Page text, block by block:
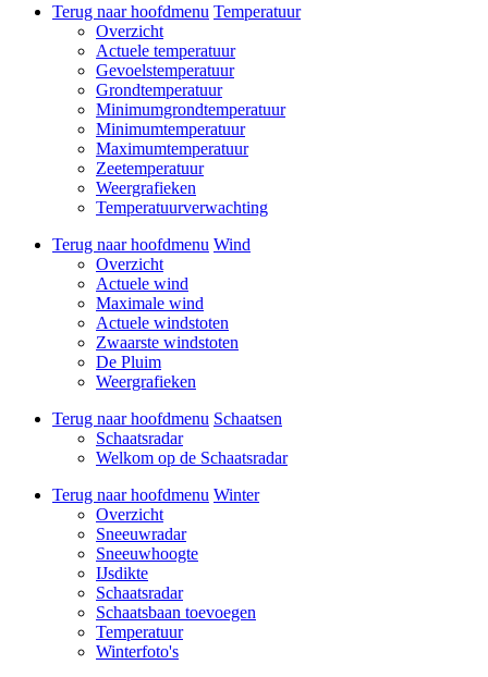
Terug naar hoofdmenu Temperatuur
Overzicht
Actuele temperatuur
Gevoelstemperatuur
Grondtemperatuur
Minimumgrondtemperatuur
Minimumtemperatuur
Maximumtemperatuur
Zeetemperatuur
Weergrafieken
Temperatuurverwachting
Terug naar hoofdmenu Wind
Overzicht
Actuele wind
Maximale wind
Actuele windstoten
Zwaarste windstoten
De Pluim
Weergrafieken
Terug naar hoofdmenu Schaatsen
Schaatsradar
Welkom op de Schaatsradar
Terug naar hoofdmenu Winter
Overzicht
Sneeuwradar
Sneeuwhoogte
IJsdikte
Schaatsradar
Schaatsbaan toevoegen
Temperatuur
Winterfoto's